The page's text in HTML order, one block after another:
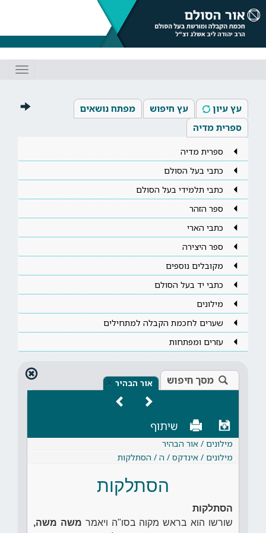
עץ עיון עץ חיפוש
מפתח נושאים
ספרית מדיה
ספרית מדיה
כתבי בעל הסולם
כתבי תלמידי בעל הסולם
ספר הזהר
כתבי הארי
ספר היצירה
מקובלים נוספים
כתבי יד בעל הסולם
מילונים
שערים לחכמת הקבלה למתחילים
עזרים ומפתחות
מסך חיפוש אור הבהיר ×
שיתוף
מילונים / אור הבהיר
מילונים / אינדקס / ה / הסתלקות
הסתלקות
הסתלקות
שורשו הוא בראש מקוה בסו"ה ויאמר משה משה,